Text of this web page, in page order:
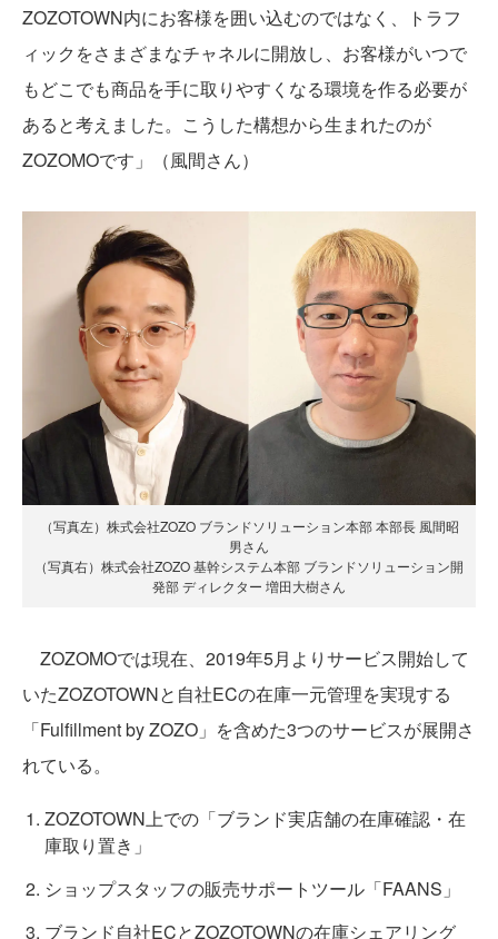
ZOZOTOWN内にお客様を囲い込むのではなく、トラフ
ィックをさまざまなチャネルに開放し、お客様がいつで
もどこでも商品を手に取りやすくなる環境を作る必要が
あると考えました。こうした構想から生まれたのが
ZOZOMOです」（風間さん）
（写真左）株式会社ZOZO ブランドソリューション本部 本部長 風間昭
男さん
（写真右）株式会社ZOZO 基幹システム本部 ブランドソリューション開
発部 ディレクター 増田大樹さん
ZOZOMOでは現在、2019年5月よりサービス開始して
いたZOZOTOWNと自社ECの在庫一元管理を実現する
「Fulfillment by ZOZO」を含めた3つのサービスが展開さ
れている。
ZOZOTOWN上での「ブランド実店舗の在庫確認・在
庫取り置き」
ショップスタッフの販売サポートツール「FAANS」
ブランド自社ECとZOZOTOWNの在庫シェアリング